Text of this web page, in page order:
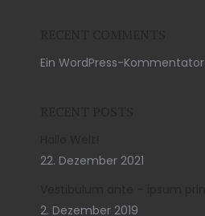
Ein WordPress-Kommentator
22. Dezember 2021
2. Dezember 2019